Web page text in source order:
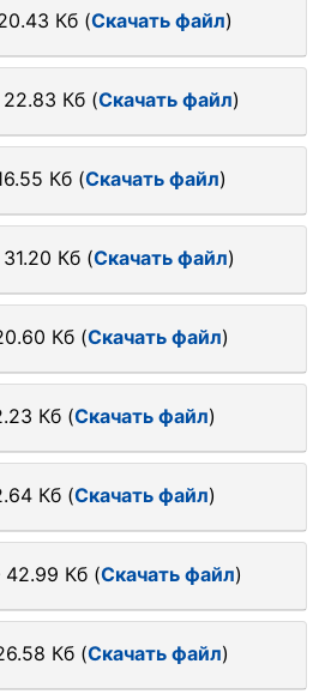
Кб (Скачать файл)
Кб (Скачать файл)
Кб (Скачать файл)
Кб (Скачать файл)
Кб (Скачать файл)
Кб (Скачать файл)
Кб (Скачать файл)
Кб (Скачать файл)
Кб (Скачать файл)